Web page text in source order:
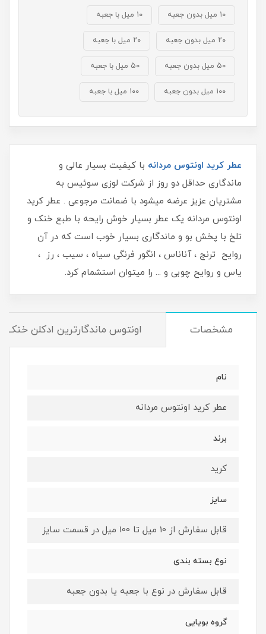
۱۰ میل بدون جعبه ۱۰ میل با جعبه
۲۰ میل بدون جعبه ۲۰ میل با جعبه
۵۰ میل بدون جعبه ۵۰ میل با جعبه
۱۰۰ میل بدون جعبه ۱۰۰ میل با جعبه
عطر کرید اونتوس مردانه با کیفیت بسیار عالی و
ماندگاری حداقل دو روز از شرکت لوزی سوئیس به
مشتریان عزیز عرضه میشود با ضمانت مرجوعی . عطر کرید
اونتوس مردانه یک عطر بسیار خوش رایحه با طبع خنک و
تلخ با پخش بو و ماندگاری بسیار خوب است که در آن
روایح ترنج ، آناناس ، انگور فرنگی سیاه ، سیب ، رز ،
یاس و روایح چوبی و ... را میتوان استشمام کرد.
مشخصات اونتوس ماندگارترین ادکلن خنک
نام
عطر کرید اونتوس مردانه
برند
کرید
سایز
قابل سفارش از 10 میل تا 100 میل در قسمت سایز
نوع بسته بندی
قابل سفارش در نوع با جعبه یا بدون جعبه
گروه بویایی